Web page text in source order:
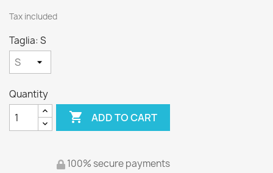
Tax included
Taglia: S
Quantity
 ADD TO CART
100% secure payments